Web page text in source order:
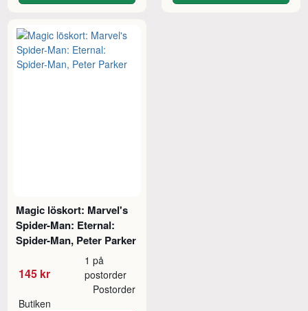
Magic löskort: Marvel's
Spider-Man: Eternal:
Spider-Man, Peter Parker
145 kr
1 på
postorder
Butiken
Postorder